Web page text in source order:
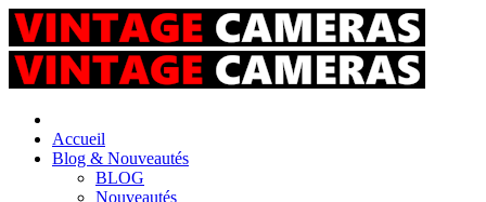
Accueil
Blog & Nouveautés
BLOG
Nouveautés